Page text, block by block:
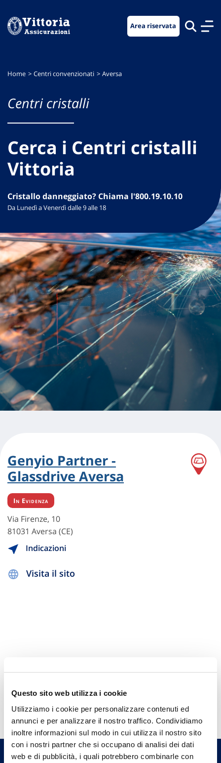
Questo sito web utilizza i cookie
Utilizziamo i cookie per personalizzare contenuti ed
annunci e per analizzare il nostro traffico. Condividiamo
inoltre informazioni sul modo in cui utilizza il nostro sito
con i nostri partner che si occupano di analisi dei dati
web e di pubblicità, i quali potrebbero combinarle con
menu
contenuto
footer
Area riservata
Home Centri convenzionati Aversa
Centri cristalli
Cerca i Centri cristalli
Vittoria
Cristallo danneggiato? Chiama l'800.19.10.10
Da Lunedì a Venerdì dalle 9 alle 18
Genyio Partner -
Glassdrive Aversa
In Evidenza
Via Firenze, 10
81031 Aversa (CE)
Indicazioni
Visita il sito
Hai bisogno di
informazioni?
Trova l'Agenzia più vicina a te e parla con
un nostro Agente.